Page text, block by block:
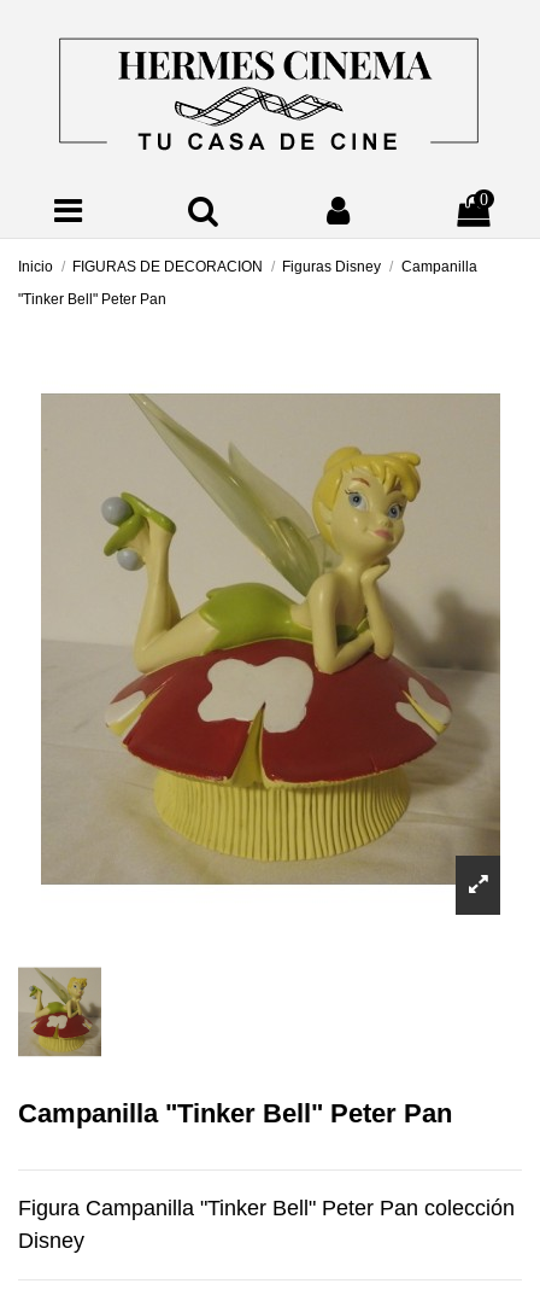
0
Inicio FIGURAS DE DECORACION Figuras Disney
Campanilla
"Tinker Bell" Peter Pan
Campanilla "Tinker Bell" Peter Pan
Figura Campanilla "Tinker Bell" Peter Pan colección
Disney